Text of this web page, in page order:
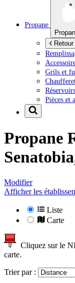
Propane
Grils et
Pièces et
Propane
Modifier
Afficher les
Liste
Carte
Cliquez sur le
carte.
Trier par :